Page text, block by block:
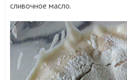
сливочное масло.